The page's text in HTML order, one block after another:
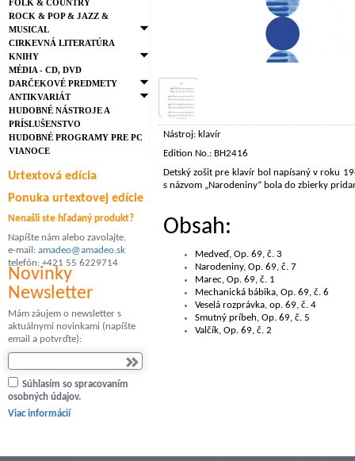
FOLK & COUNTRY
ROCK & POP & JAZZ &
MUSICAL
CIRKEVNÁ LITERATÚRA
KNIHY
MÉDIA - CD, DVD
DARČEKOVÉ PREDMETY
ANTIKVARIÁT
HUDOBNÉ NÁSTROJE A
PRÍSLUŠENSTVO
HUDOBNÉ PROGRAMY PRE PC
VIANOCE
Urtextová edícia
Ponuka urtextovej edície
Nenašli ste hľadaný produkt?
Napíšte nám alebo zavolajte.
e-mail: amadeo@amadeo.sk
telefón: +421 55 6229714
Novinky
Newsletter
Mám záujem o newsletter s
aktuálnymi novinkami (napíšte
email a potvrďte):
Súhlasím so spracovaním
osobných údajov.
Viac informácií
Nástroj: klavír
Edition No.: BH2416
Detský zošit pre klavír bol napísaný v roku
s názvom „Narodeniny“ bola do zbierky
Obsah:
Medveď, Op. 69, č. 3
Narodeniny, Op. 69, č. 7
Marec, Op. 69, č. 1
Mechanická bábika, Op. 69, č. 6
Veselá rozprávka, op. 69, č. 4
Smutný príbeh, Op. 69, č. 5
Valčík, Op. 69, č. 2